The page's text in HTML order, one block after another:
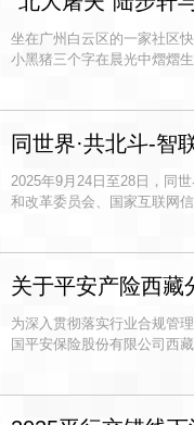
坐在广州白云区的一家社区
小黑猪三个字在晨光中熠熠
同世界·共北斗-智
2025年9月24日至28日，同
和改革委员会、国家互联网
关于平安产险西藏
为深入贯彻落实行业合规管
国平安保险股份有限公司西